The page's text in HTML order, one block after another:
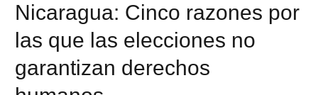
Nicaragua: Cinco razones por
las que las elecciones no
garantizan derechos